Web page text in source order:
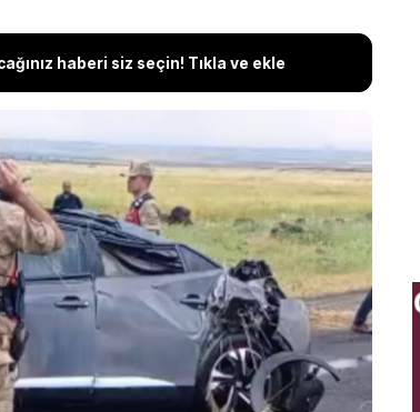
haberi siz seçin! Tıkla ve ekle
dönenlerin içinde olduğu otomobil
3 kişiden 2'si kaldırıldıkları hastanede
yandan kaza haberini alan bir kişi ise
kaybetti.